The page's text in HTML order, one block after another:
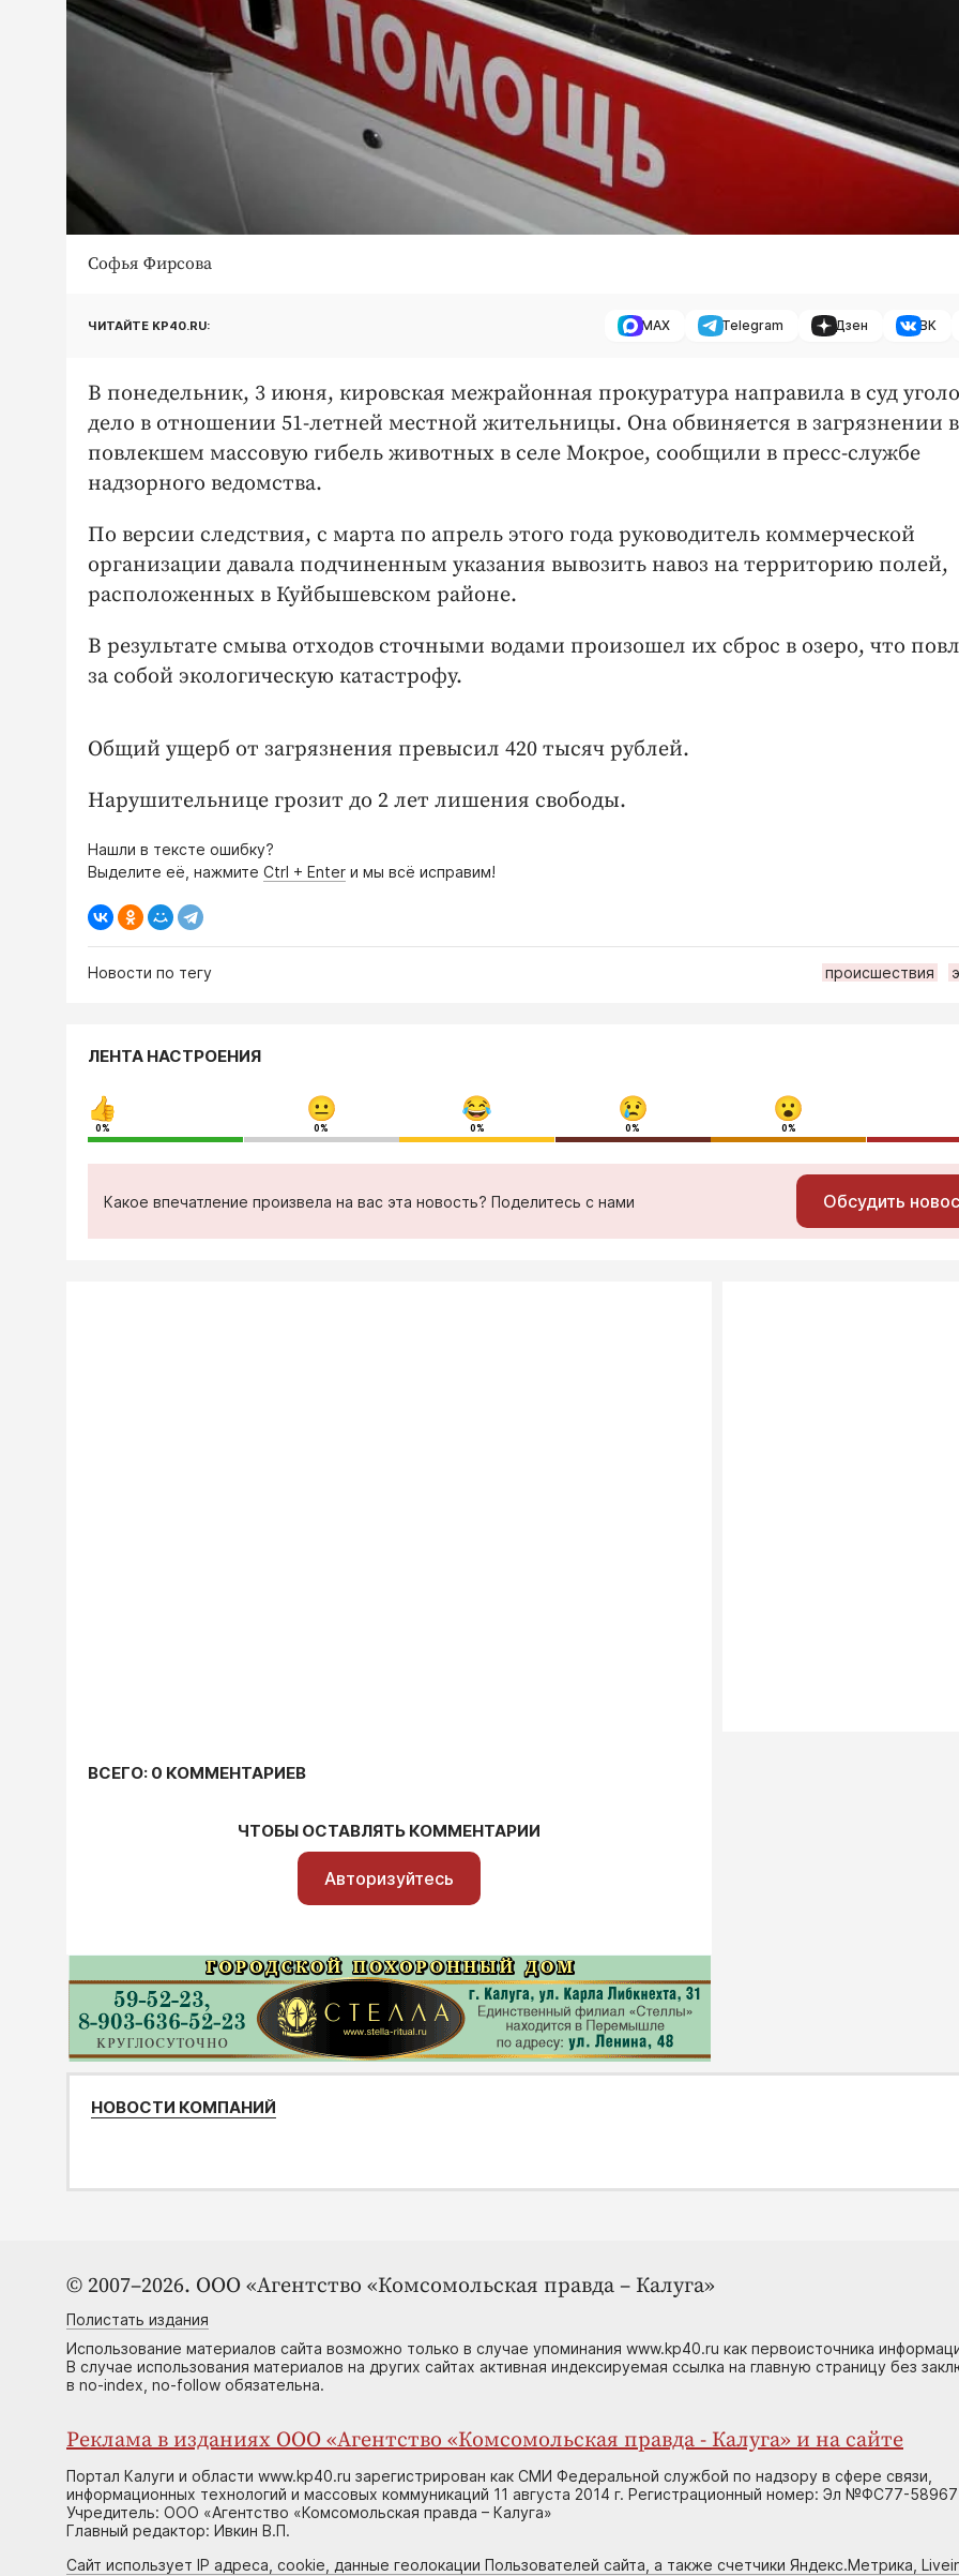
Софья Фирсова
ЧИТАЙТЕ KP40.RU: MAX Telegram Дзен ВК
В понедельник, 3 июня, кировская межрайонная прокуратура направила в суд
дело в отношении 51-летней местной жительницы. Она обвиняется в загрязнении
повлекшем массовую гибель животных в селе Мокрое, сообщили в пресс-службе
надзорного ведомства.
По версии следствия, с марта по апрель этого года руководитель коммерческой
организации давала подчиненным указания вывозить навоз на территорию полей,
расположенных в Куйбышевском районе.
В результате смыва отходов сточными водами произошел их сброс в озеро, что
за собой экологическую катастрофу.
Общий ущерб от загрязнения превысил 420 тысяч рублей.
Нарушительнице грозит до 2 лет лишения свободы.
Нашли в тексте ошибку?
Выделите её, нажмите Ctrl + Enter и мы всё исправим!
Новости по тегу происшествия
ЛЕНТА НАСТРОЕНИЯ
0% 0% 0% 0% 0%
Какое впечатление произвела на вас эта новость? Поделитесь с нами Обсудить
ВСЕГО: 0 КОММЕНТАРИЕВ
ЧТОБЫ ОСТАВЛЯТЬ КОММЕНТАРИИ
Авторизуйтесь
НОВОСТИ КОМПАНИЙ
© 2007–2026. ООО «Агентство «Комсомольская правда – Калуга»
Полистать издания
Использование материалов сайта возможно только в случае упоминания www.kp40.ru как первоисточника
В случае использования материалов на других сайтах активная индексируемая ссылка на главную страницу без
в no-index, no-follow обязательна.
Реклама в изданиях ООО «Агентство «Комсомольская правда - Калуга» и на сайте
Портал Калуги и области www.kp40.ru зарегистрирован как СМИ Федеральной службой по надзору в сфере связи,
информационных технологий и массовых коммуникаций 11 августа 2014 г. Регистрационный номер: Эл №ФС77-58967
Учредитель: ООО «Агентство «Комсомольская правда – Калуга»
Главный редактор: Ивкин В.П.
Сайт использует IP адреса, cookie, данные геолокации Пользователей сайта, а также счетчики Яндекс.Метрика,